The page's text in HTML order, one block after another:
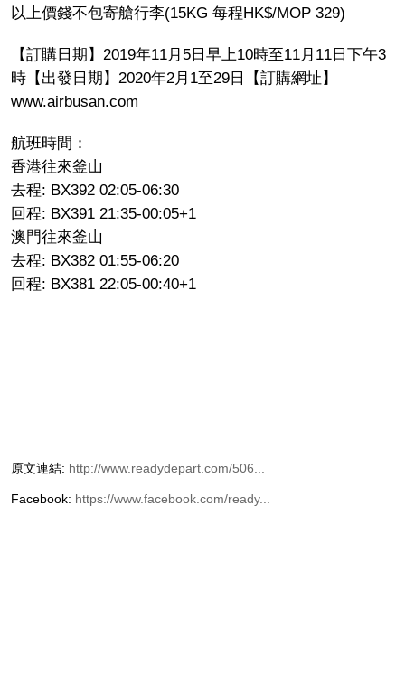
以上價錢不包寄艙行李(15KG 每程HK$/MOP 329)
【訂購日期】2019年11月5日早上10時至11月11日下午3
時【出發日期】2020年2月1至29日【訂購網址】
www.airbusan.com
航班時間：
香港往來釜山
去程: BX392 02:05-06:30
回程: BX391 21:35-00:05+1
澳門往來釜山
去程: BX382 01:55-06:20
回程: BX381 22:05-00:40+1
原文連結: http://www.readydepart.com/506...
Facebook: https://www.facebook.com/ready...